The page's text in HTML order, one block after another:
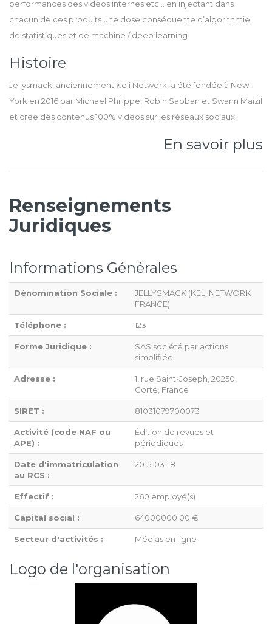
performances des vidéos internes etc... en injectant dans
chacun de ces produits une dose conséquente d’algorithmie,
de statistiques et de machine / deep learning.
Histoire
Jellysmack, anciennement Keli Network, a été fondée à New-
York en 2016 par Michael Philippe, Robin Sabban et Swann Maizil
et crée des contenus 100% vidéos sur les réseaux sociaux.
En savoir plus
Renseignements
Juridiques
Informations Générales
Dénomination Sociale :
JELLYSMACK (KELI NETWORK
FRANCE)
Téléphone : 123
Forme Juridique :
SAS société par actions
simplifiée
Adresse :
1, rue Saint-Joseph, 20250,
Corte, France
SIRET : 81031079700073
Activité (code NAF ou
APE) :
Édition de revues et
périodiques
Date d'immatriculation
au RCS :
2015-03-18
Effectif : 260 employé(s)
Capital social : 64000000.00 €
Secteur d'activités : Médias en ligne
Logo de l'organisation